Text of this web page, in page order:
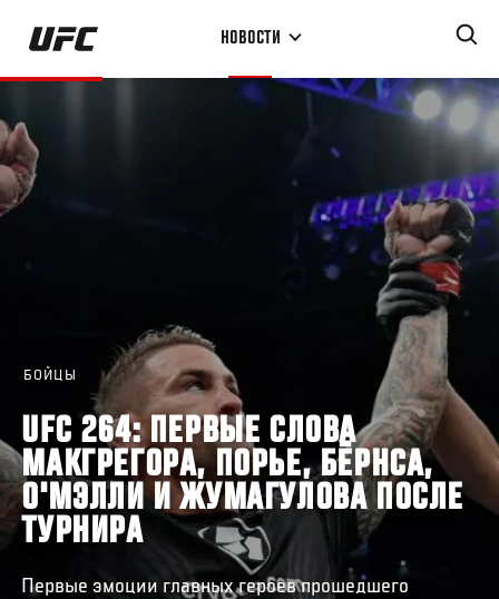
Перейти
основному
НОВОСТИ
БОЙЦЫ
UFC 264: ПЕРВЫЕ СЛОВА
МАКГРЕГОРА, ПОРЬЕ, БЁРНСА,
О'МЭЛЛИ И ЖУМАГУЛОВА ПОСЛЕ
ТУРНИРА
Первые эмоции главных героев прошедшего